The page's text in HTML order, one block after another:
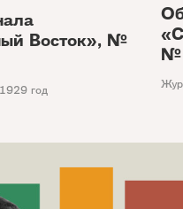
Восток», №
1929 год
№